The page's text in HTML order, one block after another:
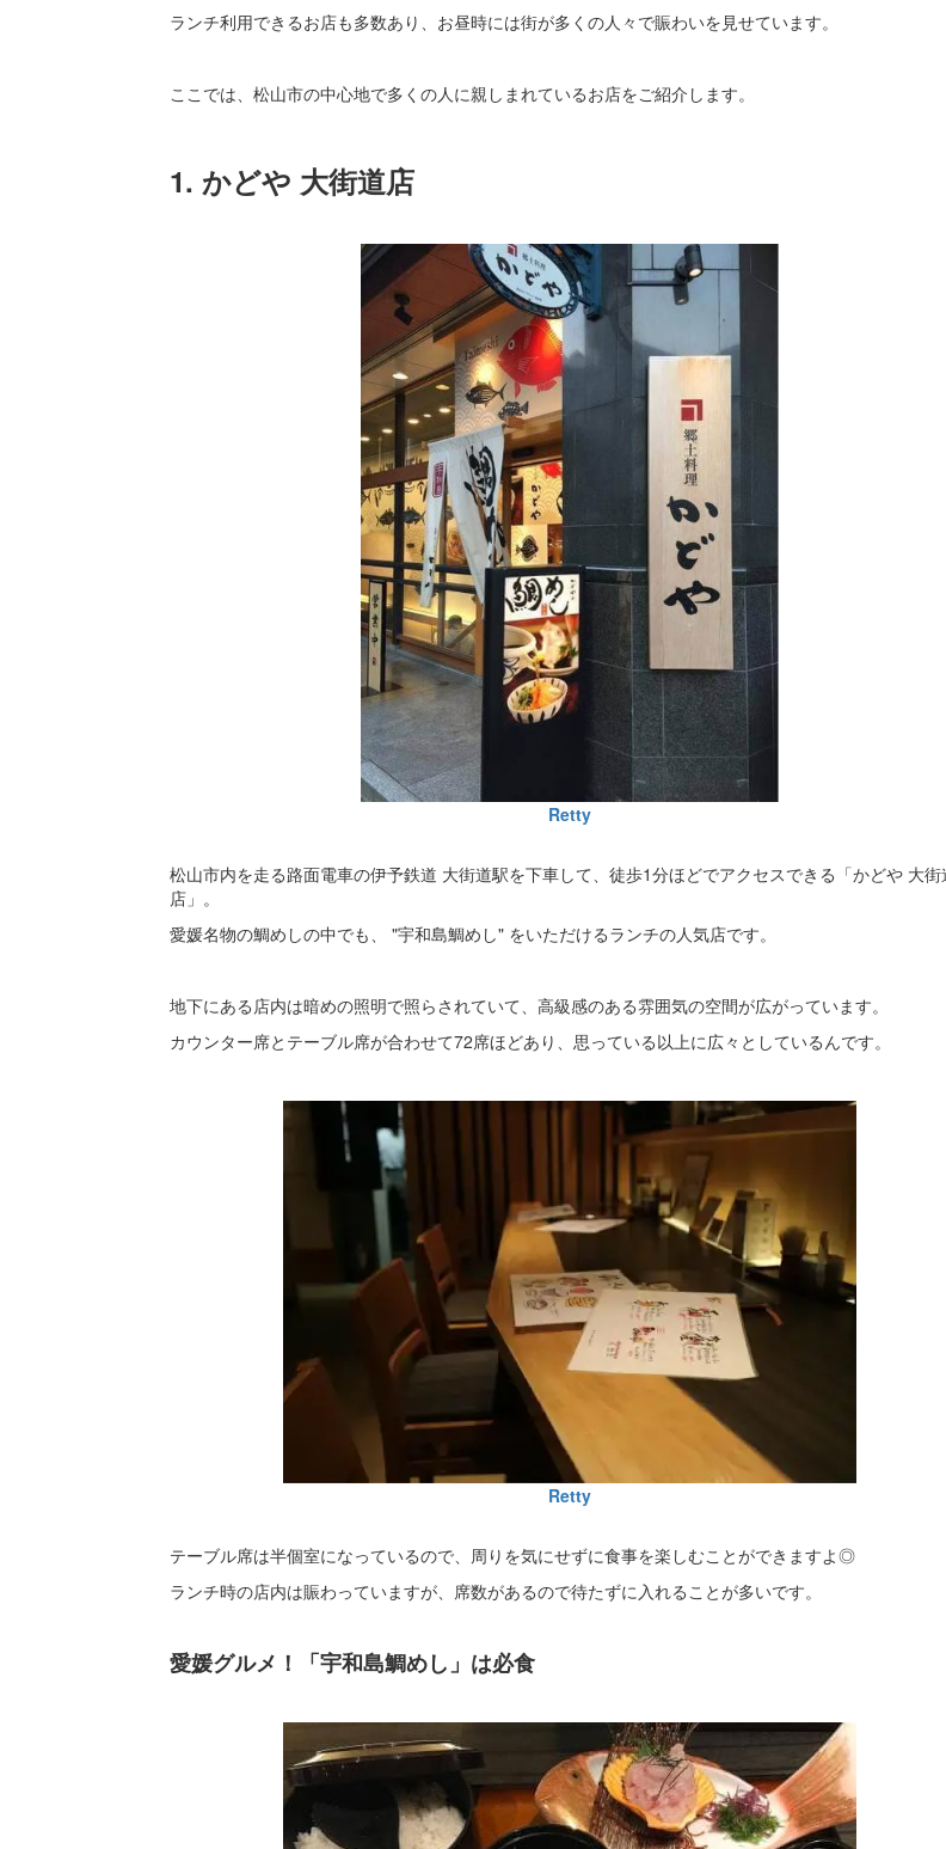
ランチ利用できるお店も多数あり、お昼時には街が多くの人々で賑わいを見せています。
ここでは、松山市の中心地で多くの人に親しまれているお店をご紹介します。
1. かどや 大街道店
Retty
松山市内を走る路面電車の伊予鉄道 大街道駅を下車して、徒歩1分ほどでアクセスできる「かどや 大街
店」。
愛媛名物の鯛めしの中でも、 "宇和島鯛めし" をいただけるランチの人気店です。
地下にある店内は暗めの照明で照らされていて、高級感のある雰囲気の空間が広がっています。
カウンター席とテーブル席が合わせて72席ほどあり、思っている以上に広々としているんです。
Retty
テーブル席は半個室になっているので、周りを気にせずに食事を楽しむことができますよ◎
ランチ時の店内は賑わっていますが、席数があるので待たずに入れることが多いです。
愛媛グルメ！「宇和島鯛めし」は必食